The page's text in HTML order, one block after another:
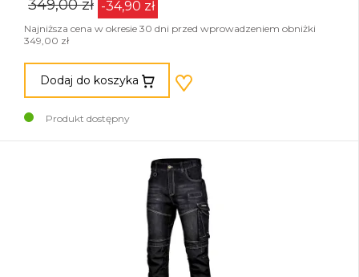
349,00 zł -34,90 zł
Najniższa cena w okresie 30 dni przed wprowadzeniem obniżki
349,00 zł
Dodaj do koszyka
Produkt dostępny